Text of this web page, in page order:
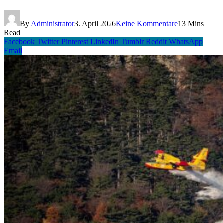
By Administrator3. April 2026Keine Kommentare13 Mins
Read
Facebook Twitter Pinterest LinkedIn Tumblr Reddit WhatsApp
Email